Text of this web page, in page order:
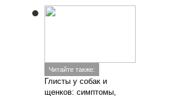
Читайте также:
Глисты у собак и
щенков: симптомы,